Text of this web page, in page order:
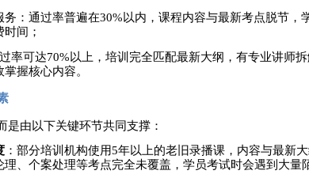
务：通过率普遍在30%以内，课程内容与最新考点脱节，
间；
率可达70%以上，培训完全匹配最新大纲，有专业讲师
握核心内容。
是由以下关键环节共同支撑：
：部分培训机构使用5年以上的老旧录播课，内容与最新
、个案处理等考点完全未覆盖，学员考试时会遇到大量